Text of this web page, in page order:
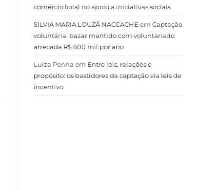
comércio local no apoio a iniciativas sociais
SILVIA MARIA LOUZÃ NACCACHE em Captação
voluntária: bazar mantido com voluntariado
arrecada R$ 600 mil por ano
Luiza Penha em Entre leis, relações e
propósito: os bastidores da captação via leis de
incentivo